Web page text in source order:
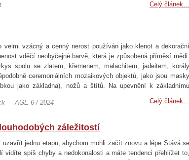
Celý článek…
velmi vzácný a cenný nerost používán jako klenot a dekorační
vděčí neobyčejné barvě, která je způsobená příměsí mědi.
spolu se zlatem, křemenem, malachitem, jadeitem, korály
ceremoniálních mozaikových objektů, jako jsou masky
jako základna), nožů a štítů. Na upevnění k základnímu
AGE 6 / 2024 Celý článek…
záležitostí
uzavřít jednu etapu, abychom mohli začít znovu a lépe Stává se
vidíte spíš chyby a nedokonalosti a máte tendenci přehlížet to,